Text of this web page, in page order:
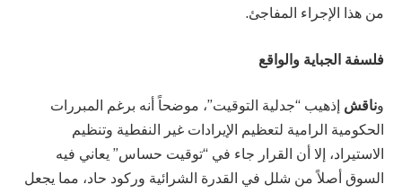
من هذا الإجراء المفاجئ.
فلسفة الجباية والواقع
وناقش إذهيب “جدلية التوقيت”، موضحاً أنه برغم المبررات
الحكومية الرامية لتعظيم الإيرادات غير النفطية وتنظيم
الاستيراد، إلا أن القرار جاء في “توقيت حساس” يعاني فيه
السوق أصلاً من شلل في القدرة الشرائية وركود حاد، مما يجعل